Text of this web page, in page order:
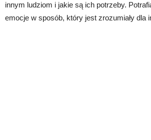
innym ludziom i jakie są ich potrzeby.
emocje w sposób, który jest zrozumiały dla